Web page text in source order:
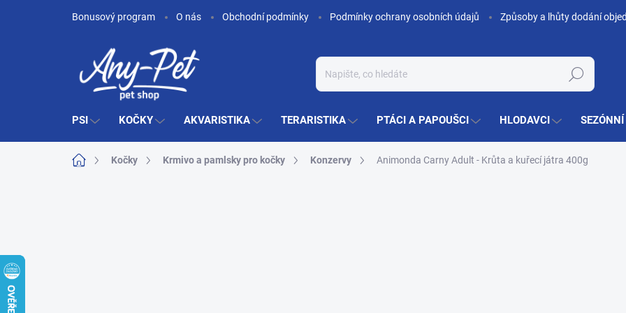
Bonusový program O nás Obchodní podmínky Podmínky ochrany osobních údajů Způsoby a lhůty dodání
Hledat
PSI KOČKY AKVARISTIKA TERARISTIKA PTÁCI A PAPOUŠCI HLODAVCI
Domů Kočky Krmivo a pamlsky pro kočky Konzervy Animonda Carny Adult - Krůta a kuřecí játra 400g